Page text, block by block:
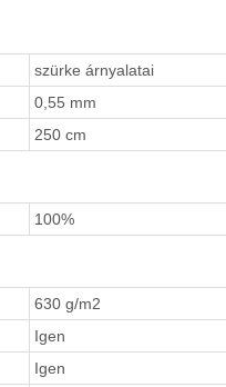
szürke árnyalatai
0,55 mm
250 cm
100%
630 g/m2
Igen
Igen